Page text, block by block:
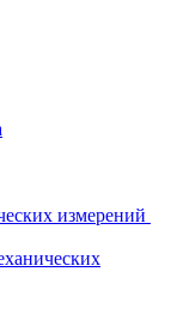
измерений